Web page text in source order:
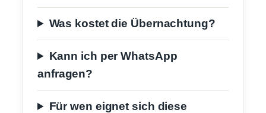
Was kostet die Übernachtung?
Kann ich per WhatsApp
anfragen?
Für wen eignet sich diese